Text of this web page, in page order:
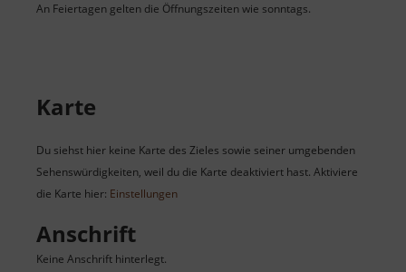
An Feiertagen gelten die Öffnungszeiten wie sonntags.
Karte
Du siehst hier keine Karte des Zieles sowie seiner umgebenden
Sehenswürdigkeiten, weil du die Karte deaktiviert hast. Aktiviere
die Karte hier: Einstellungen
Anschrift
Keine Anschrift hinterlegt.